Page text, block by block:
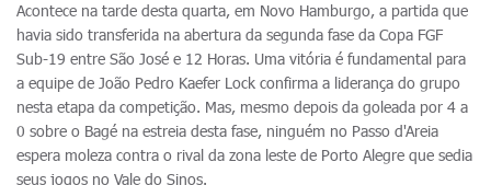
Acontece na tarde desta quarta, em Novo Hamburgo, a partida que
havia sido transferida na abertura da segunda fase da Copa FGF
Sub-19 entre São José e 12 Horas. Uma vitória é fundamental para
a equipe de João Pedro Kaefer Lock confirma a liderança do grupo
nesta etapa da competição. Mas, mesmo depois da goleada por 4 a
0 sobre o Bagé na estreia desta fase, ninguém no Passo d'Areia
espera moleza contra o rival da zona leste de Porto Alegre que sedia
seus jogos no Vale do Sinos.